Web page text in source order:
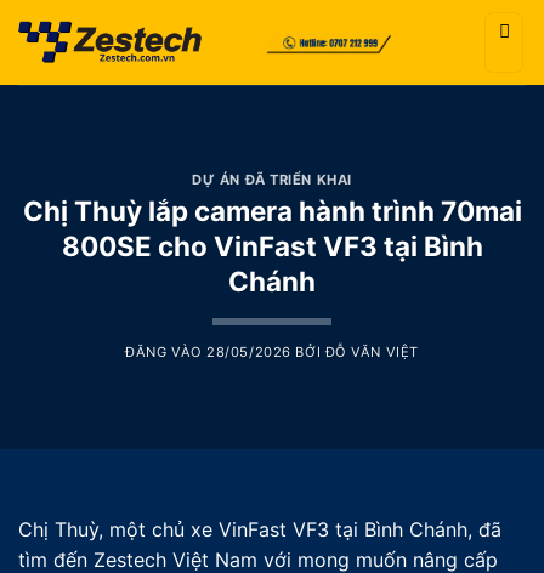
qua
DỰ ÁN ĐÃ TRIỂN KHAI
Chị Thuỳ lắp camera hành trình 70mai
800SE cho VinFast VF3 tại Bình
Chánh
ĐĂNG VÀO28/05/2026 BỞIĐỖ VĂN VIỆT
Chị Thuỳ, một chủ xe VinFast VF3 tại Bình Chánh, đã
tìm đến Zestech Việt Nam với mong muốn nâng cấp